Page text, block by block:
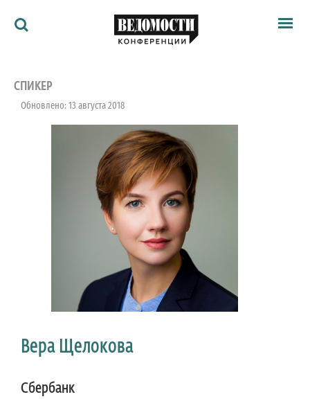
Архив
Ведомости
Как потратить
СПИКЕР
Обновлено: 13 августа 2018
Вера Щелокова
Сбербанк